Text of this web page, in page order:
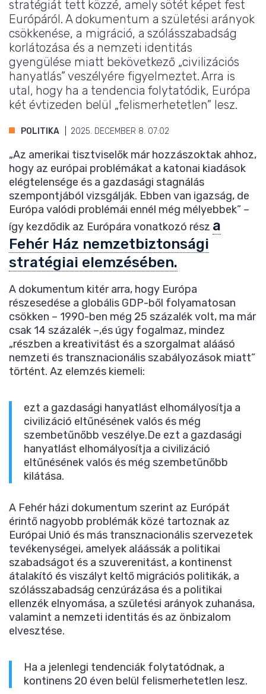
stratégiát tett közzé, amely sötét képet fest
Európáról. A dokumentum a születési arányok
csökkenése, a migráció, a szólásszabadság
korlátozása és a nemzeti identitás
gyengülése miatt bekövetkező „civilizációs
hanyatlás” veszélyére figyelmeztet. Arra is
utal, hogy ha a tendencia folytatódik, Európa
két évtizeden belül „felismerhetetlen” lesz.
POLITIKA 2025. DECEMBER 8. 07:02
„Az amerikai tisztviselők már hozzászoktak ahhoz,
hogy az európai problémákat a katonai kiadások
elégtelensége és a gazdasági stagnálás
szempontjából vizsgálják. Ebben van igazság, de
Európa valódi problémái ennél még mélyebbek” –
így kezdődik az Európára vonatkozó rész a
Fehér Ház nemzetbiztonsági
stratégiai elemzésében.
A dokumentum kitér arra, hogy Európa
részesedése a globális GDP-ből folyamatosan
csökken – 1990-ben még 25 százalék volt, ma már
csak 14 százalék –,és úgy fogalmaz, mindez
„részben a kreativitást és a szorgalmat aláásó
nemzeti és transznacionális szabályozások miatt”
történt. Az elemzés kiemeli:
ezt a gazdasági hanyatlást elhomályosítja a
civilizáció eltűnésének valós és még
szembetűnőbb veszélye.De ezt a gazdasági
hanyatlást elhomályosítja a civilizáció
eltűnésének valós és még szembetűnőbb
kilátása.
A Fehér házi dokumentum szerint az Európát
érintő nagyobb problémák közé tartoznak az
Európai Unió és más transznacionális szervezetek
tevékenységei, amelyek aláássák a politikai
szabadságot és a szuverenitást, a kontinenst
átalakító és viszályt keltő migrációs politikák, a
szólásszabadság cenzúrázása és a politikai
ellenzék elnyomása, a születési arányok zuhanása,
valamint a nemzeti identitás és az önbizalom
elvesztése.
Ha a jelenlegi tendenciák folytatódnak, a
kontinens 20 éven belül felismerhetetlen lesz.